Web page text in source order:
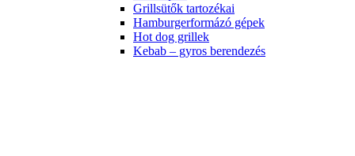
Grillsütők tartozékai
Hamburgerformázó gépek
Hot dog grillek
Kebab – gyros berendezés